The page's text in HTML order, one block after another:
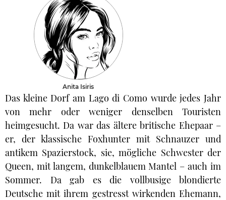
Anita Isiris
Das kleine Dorf am Lago di Como wurde jedes Jahr
von mehr oder weniger denselben Touristen
heimgesucht. Da war das ältere britische Ehepaar –
er, der klassische Foxhunter mit Schnauzer und
antikem Spazierstock, sie, mögliche Schwester der
Queen, mit langem, dunkelblauem Mantel – auch im
Sommer. Da gab es die vollbusige blondierte
Deutsche mit ihrem gestresst wirkenden Ehemann,